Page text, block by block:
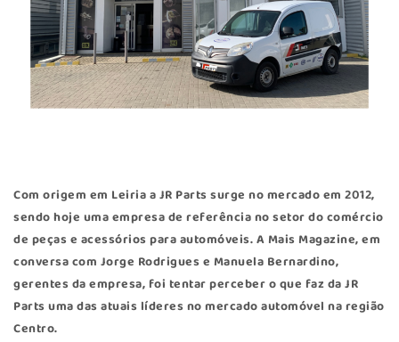
Com origem em Leiria aJR Parts surge no mercado em 2012,
sendo hoje uma empresa de referência no setor do comércio
de peças e acessórios para automóveis. A Mais Magazine, em
conversa com Jorge Rodrigues e Manuela Bernardino,
gerentes da empresa, foi tentar perceber o que faz da JR
Parts uma das atuais líderes no mercado automóvel na região
Centro.